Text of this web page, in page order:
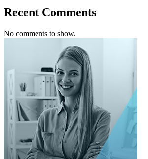
Recent Comments
No comments to show.